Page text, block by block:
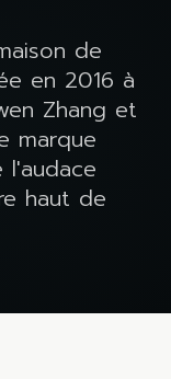
de
en 2016 à
Zhang et
marque
l'audace
haut de